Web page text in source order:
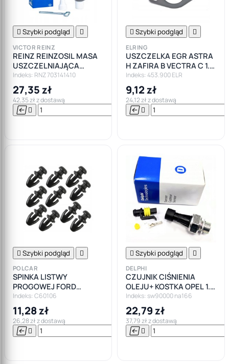
 Szybki podgląd 
VICTOR REINZ
REINZ REINZOSIL MASA
USZCZELNIAJĄCA
SZARA KLEJ 70M
Indeks: RNZ 703141410
27,35 zł
42,35 zł z dostawą
  

 Szybki podgląd 
ELRING
USZCZELKA EGR ASTRA
H ZAFIRA B VECTRA C 1.9
CDTI
Indeks: 453.900 ELR
9,12 zł
24,12 zł z dostawą
 
 Szybki podgląd 
POLCAR
SPINKA LISTWY
PROGOWEJ FORD
MONDEO MK1 MK2 MK3
MK4
Indeks: C60106
11,28 zł
26,28 zł z dostawą
  

 Szybki podgląd 
DELPHI
CZUJNIK CIŚNIENIA
OLEJU+ KOSTKA OPEL 1.3
1.9 CDTI
Indeks: sw90000 na166
22,79 zł
37,79 zł z dostawą
 